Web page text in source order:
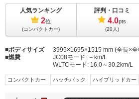
人気ランキング
2位
(コンパクトカー)
評判・口コミ
4.0pts
(20人)
ボディサイズ
3995×1695×1515 mm (全長×
燃費
JC08モード: －km/L
WLTCモード: 16.0～30.2km/L
コンパクトカー ハッチバック ハイブリッドカー